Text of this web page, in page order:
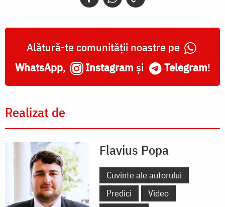
Alătură-te comunității noastre pe
WhatsApp, Instagram și Telegram!
Realizat de
Flavius Popa
Cuvinte ale autorului
Predici
Video